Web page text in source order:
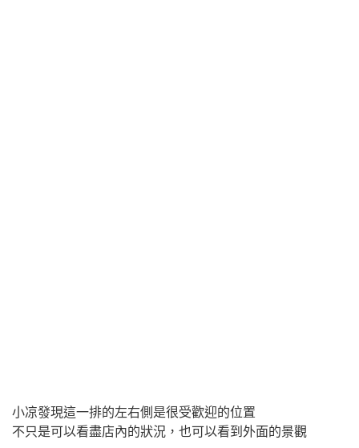
小凉發現這一排的左右側是很受歡迎的位置
不只是可以看盡店內的狀況，也可以看到外面的景觀